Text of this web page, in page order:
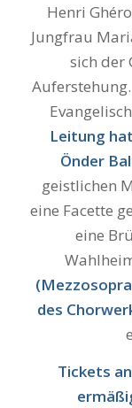
Henri
Jungfrau
sich der
Leitung
Önder
geistlichen
eine Facette
eine
des
Tickets